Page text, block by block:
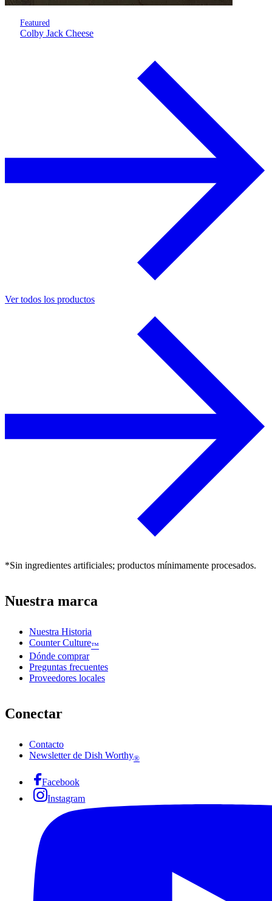
Featured
Colby Jack Cheese
Ver todos los productos
*Sin ingredientes artificiales; productos mínimamente procesados.
Nuestra marca
Nuestra Historia
Counter Culture™
Dónde comprar
Preguntas frecuentes
Proveedores locales
Conectar
Contacto
Newsletter de Dish Worthy®
Facebook
Instagram